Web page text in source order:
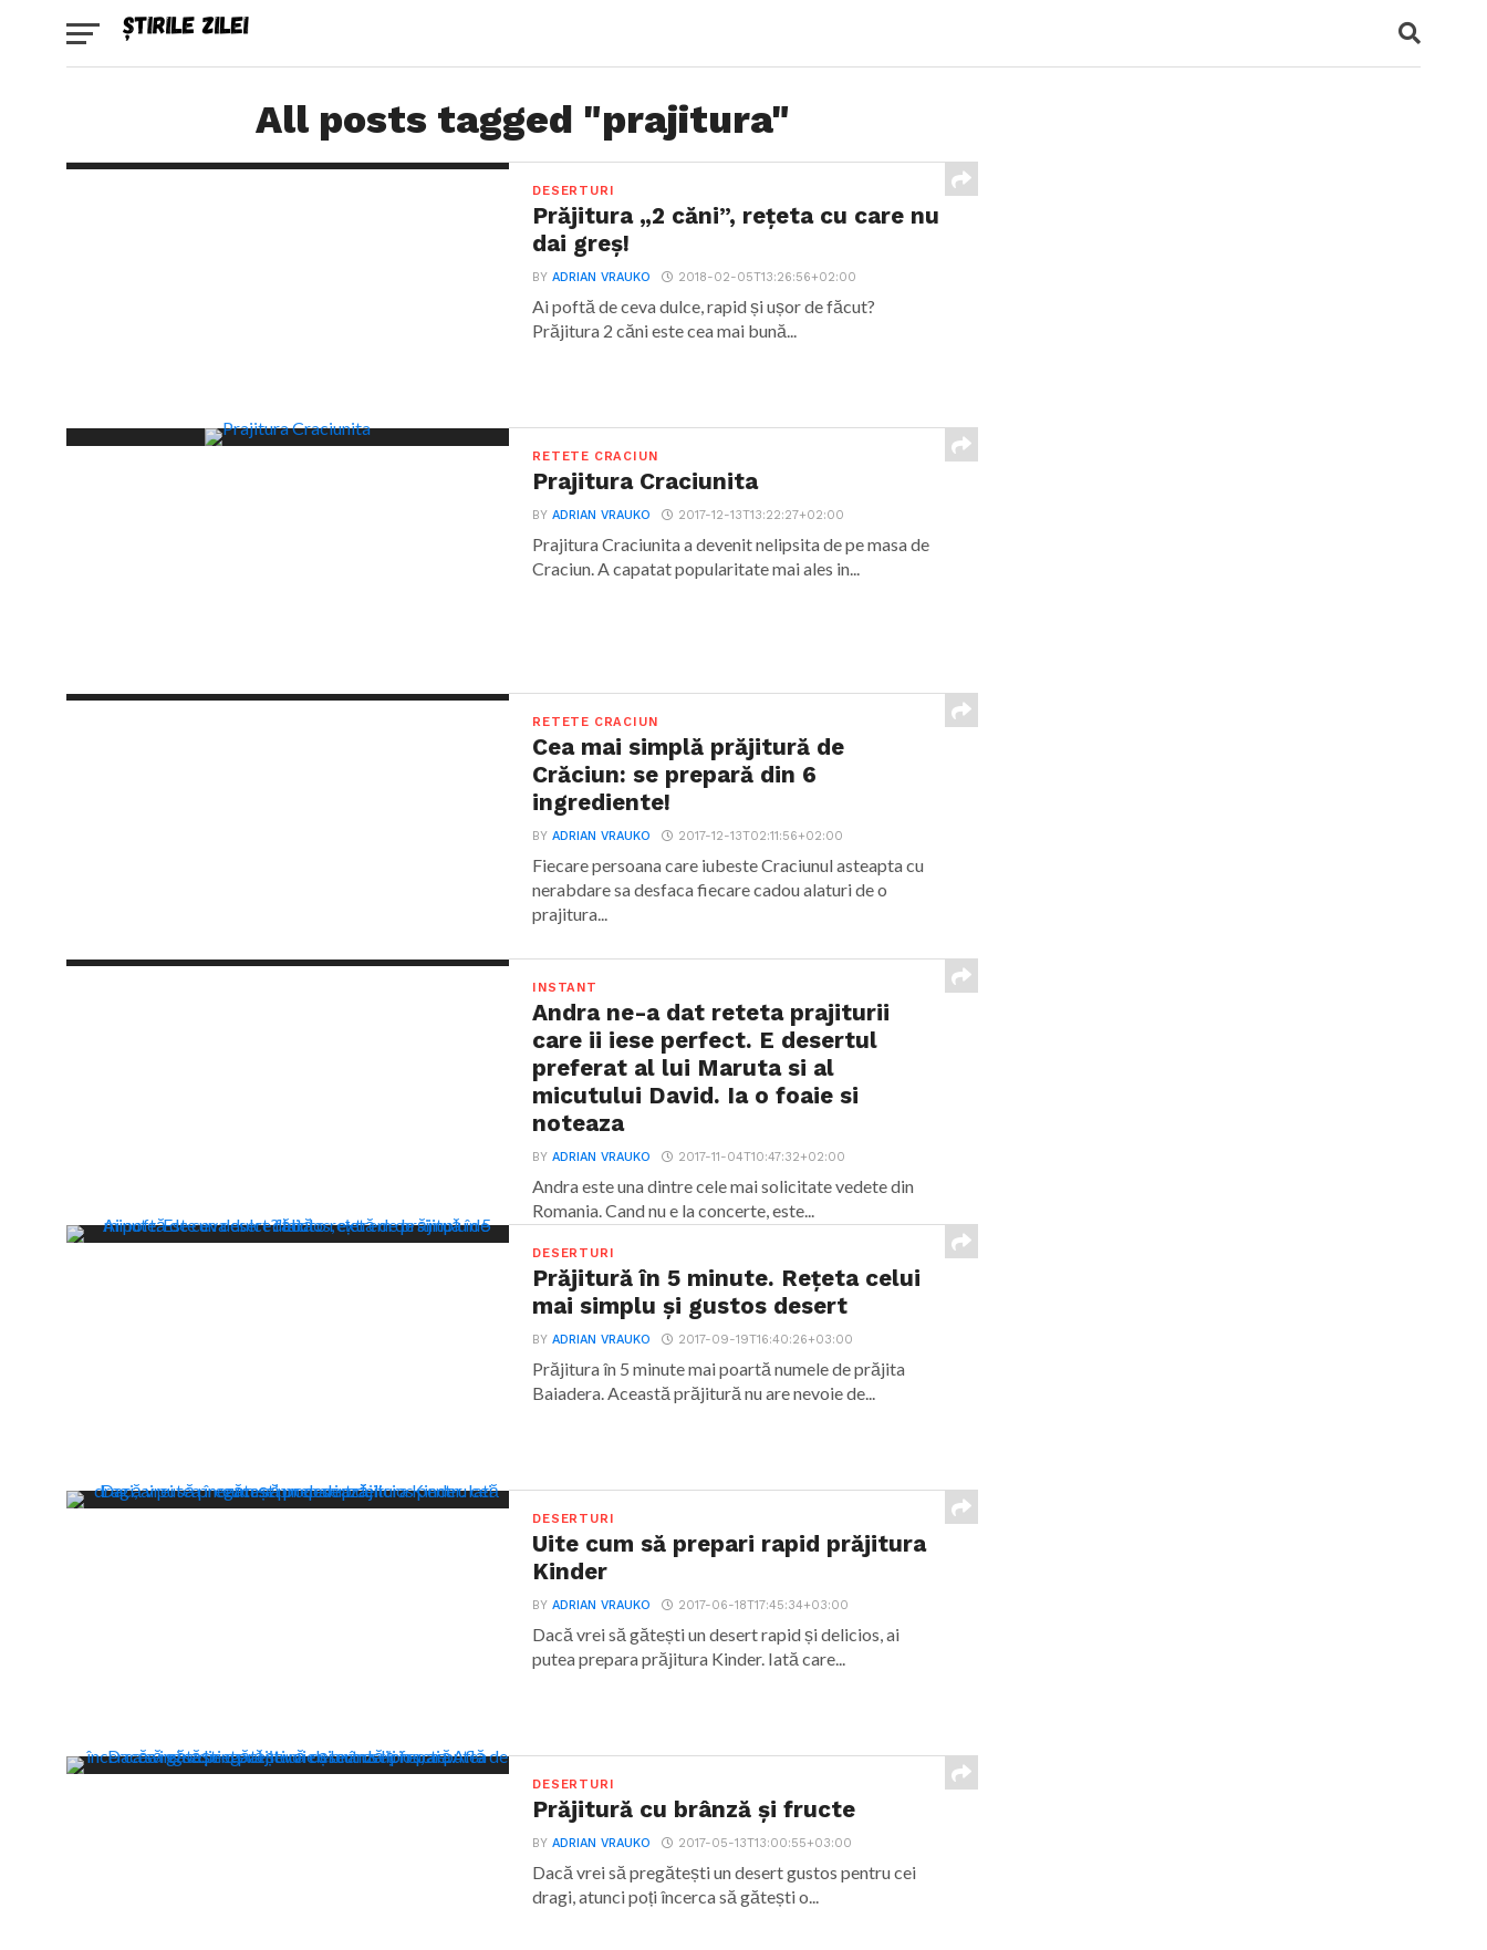
All posts tagged "prajitura"
DESERTURI
Prăjitura „2 căni”, rețeta cu care nu
dai greș!
BYADRIAN VRAUKO 2018-02-05T13:26:56+02:00
Ai poftă de ceva dulce, rapid și ușor de făcut?
Prăjitura 2 căni este cea mai bună...
RETETE CRACIUN
Prajitura Craciunita
BYADRIAN VRAUKO 2017-12-13T13:22:27+02:00
Prajitura Craciunita a devenit nelipsita de pe masa de
Craciun. A capatat popularitate mai ales in...
RETETE CRACIUN
Cea mai simplă prăjitură de
Crăciun: se prepară din 6
ingrediente!
BYADRIAN VRAUKO 2017-12-13T02:11:56+02:00
Fiecare persoana care iubeste Craciunul asteapta cu
nerabdare sa desfaca fiecare cadou alaturi de o
prajitura...
INSTANT
Andra ne-a dat reteta prajiturii
care ii iese perfect. E desertul
preferat al lui Maruta si al
micutului David. Ia o foaie si
noteaza
BYADRIAN VRAUKO 2017-11-04T10:47:32+02:00
Andra este una dintre cele mai solicitate vedete din
Romania. Cand nu e la concerte, este...
DESERTURI
Prăjitură în 5 minute. Rețeta celui
mai simplu și gustos desert
BYADRIAN VRAUKO 2017-09-19T16:40:26+03:00
Prăjitura în 5 minute mai poartă numele de prăjita
Baiadera. Această prăjitură nu are nevoie de...
DESERTURI
Uite cum să prepari rapid prăjitura
Kinder
BYADRIAN VRAUKO 2017-06-18T17:45:34+03:00
Dacă vrei să gătești un desert rapid și delicios, ai
putea prepara prăjitura Kinder. Iată care...
DESERTURI
Prăjitură cu brânză și fructe
BYADRIAN VRAUKO 2017-05-13T13:00:55+03:00
Dacă vrei să pregătești un desert gustos pentru cei
dragi, atunci poți încerca să gătești o...